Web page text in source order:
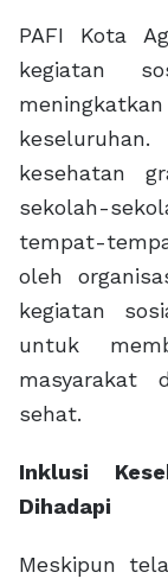
PAFI Kota
kegiatan
kesehatan
sekolah-
tempat-
oleh
kegiatan
untuk
masyarakat
sehat.
Inklusi
Dihadapi
Meskipun